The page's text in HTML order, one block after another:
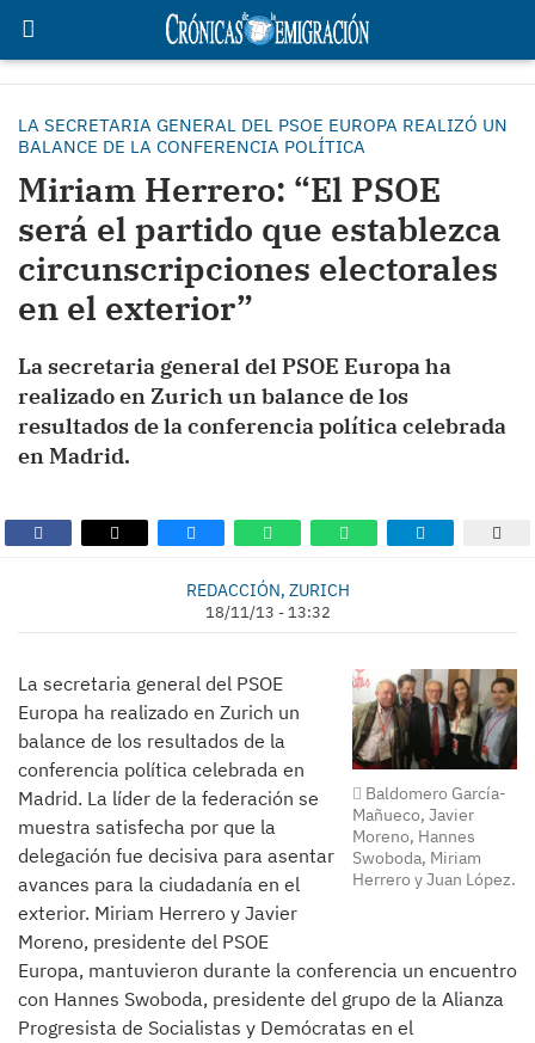
LA SECRETARIA GENERAL DEL PSOE EUROPA REALIZÓ UN
BALANCE DE LA CONFERENCIA POLÍTICA
Miriam Herrero: “El PSOE
será el partido que establezca
circunscripciones electorales
en el exterior”
La secretaria general del PSOE Europa ha
realizado en Zurich un balance de los
resultados de la conferencia política celebrada
en Madrid.
REDACCIÓN, ZURICH
18/11/13 - 13:32
Baldomero García-
Mañueco, Javier
Moreno, Hannes
Swoboda, Miriam
Herrero y Juan López.
La secretaria general del PSOE
Europa ha realizado en Zurich un
balance de los resultados de la
conferencia política celebrada en
Madrid. La líder de la federación se
muestra satisfecha por que la
delegación fue decisiva para asentar
avances para la ciudadanía en el
exterior. Miriam Herrero y Javier
Moreno, presidente del PSOE
Europa, mantuvieron durante la conferencia un encuentro
con Hannes Swoboda, presidente del grupo de la Alianza
Progresista de Socialistas y Demócratas en el